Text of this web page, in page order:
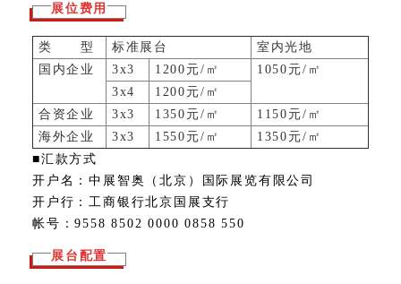
展位费用
类 型 标准展台
室内光地
国内企业
3x3 1200元/㎡
1050元/㎡
3x4
1200元/㎡
合资企业
3x3 1350元/㎡
1150元/㎡
海外企业
3x3 1550元/㎡
1350元/㎡
■汇款方式
开户名：中展智奥（北京）国际展览有限公司
开户行：工商银行北京国展支行
帐号：9558 8502 0000 0858 550
展台配置